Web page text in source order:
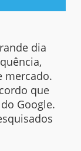
dia
mercado.
que
Google.